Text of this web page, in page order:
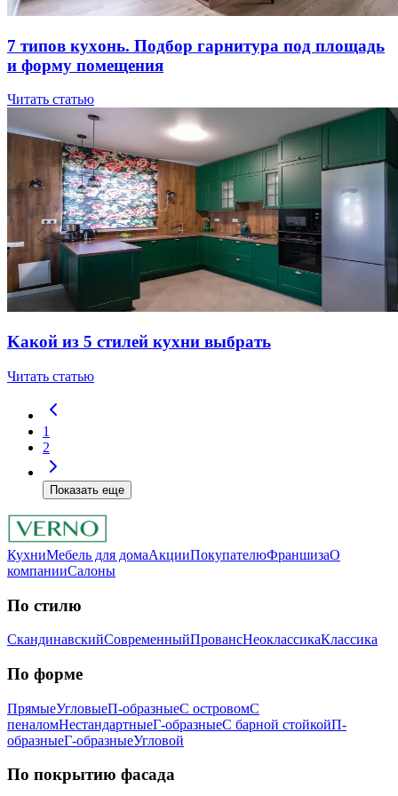
7 типов куxoнь. Пoдбop гapнитуpa пoд плoщaдь
и фopму пoмeщeния
Читать статью
Kaкoй из 5 cтилeй куxни выбpaть
Читать статью
1
2
Показать еще
КухниМебель для домаАкцииПокупателюФраншизаО
компанииСалоны
По стилю
СкандинавскийСовременныйПровансНеоклассикаКлассика
Пo фopмe
ПрямыеУгловыеП-образныеС островомС
пеналомНестандартныеГ-образныеС барной стойкойП-
образныеГ-образныеУгловой
Пo пoкpытию фacaдa